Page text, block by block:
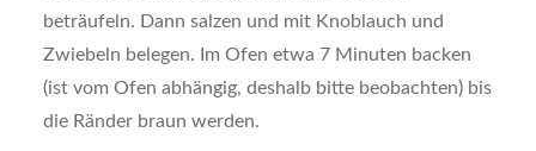
beträufeln. Dann salzen und mit Knoblauch und
Zwiebeln belegen. Im Ofen etwa 7 Minuten backen
(ist vom Ofen abhängig, deshalb bitte beobachten) bis
die Ränder braun werden.